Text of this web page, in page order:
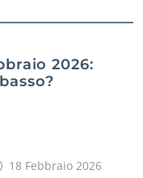
2026:
18 Febbraio 2026